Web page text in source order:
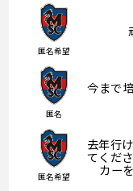
匿名希望
匿名
今まで
匿名希望
去年行
てくだ
カー